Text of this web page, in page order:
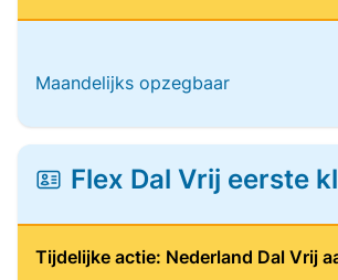
Maandelijks opzegbaar
Flex Dal Vrij eerste
Tijdelijke actie: Nederland Dal Vrij